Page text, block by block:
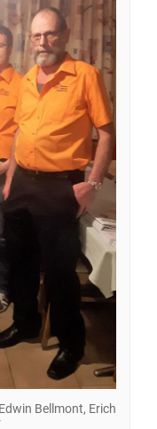
Bellmont, Erich